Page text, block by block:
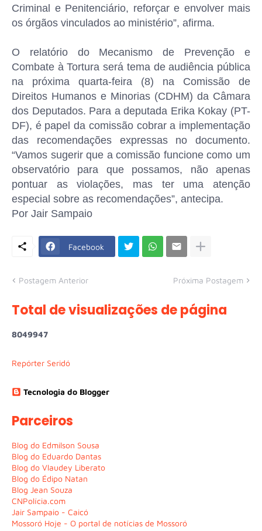
Criminal e Penitenciário, reforçar e envolver mais
os órgãos vinculados ao ministério”, afirma.
O relatório do Mecanismo de Prevenção e
Combate à Tortura será tema de audiência pública
na próxima quarta-feira (8) na Comissão de
Direitos Humanos e Minorias (CDHM) da Câmara
dos Deputados. Para a deputada Erika Kokay (PT-
DF), é papel da comissão cobrar a implementação
das recomendações expressas no documento.
“Vamos sugerir que a comissão funcione como um
observatório para que possamos, não apenas
pontuar as violações, mas ter uma atenção
especial sobre as recomendações”, antecipa.
Por Jair Sampaio
Facebook
Postagem Anterior Próxima Postagem
Total de visualizações de página
8049947
Repórter Seridó
Tecnologia do Blogger
Parceiros
Blog do Edmilson Sousa
Blog do Eduardo Dantas
Blog do Vlaudey Liberato
Blog do Édipo Natan
Blog Jean Souza
CNPolícia.com
Jair Sampaio - Caicó
Mossoró Hoje - O portal de notícias de Mossoró